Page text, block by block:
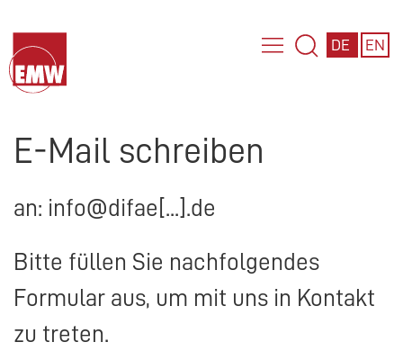
DE EN
E-Mail schreiben
an: info@difae[...].de
Bitte füllen Sie nachfolgendes
Formular aus, um mit uns in Kontakt
zu treten.